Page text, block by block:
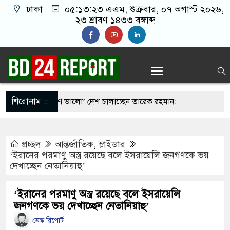
ঢাকা ০৫:১৩:২৪ এএম, শুক্রবার, ০৭ অগাস্ট ২০২৬,
২৩ শ্রাবণ ১৪৩৩ বঙ্গাব্দ
শিরোনাম ::
‘হাজারগুণ ভালো’ দেশ চালাচ্ছেন তারেক রহমান:
মর্মান্তিক দুই দুর্ঘটনা, ঝরে গেল ১৫ প্রাণ
না করে, তাই জীবিত অবস্থায় নিজের চল্লিশার
বৃদ্ধ
খামেনির সঙ্গে বৈঠক, আসল মানুষ কিনা প্রশ্ন
প্রচ্ছদ আন্তর্জাতিক,স্লাইডার
‘ইরানের পরমাণু অস্ত্র রয়েছে বলে ইসরায়েলি জনগণকে ভয়
দেখাচ্ছেন নেতানিয়াহু’
‘ইরানের পরমাণু অস্ত্র রয়েছে বলে ইসরায়েলি
জনগণকে ভয় দেখাচ্ছেন নেতানিয়াহু’
ডেস্ক রিপোর্ট